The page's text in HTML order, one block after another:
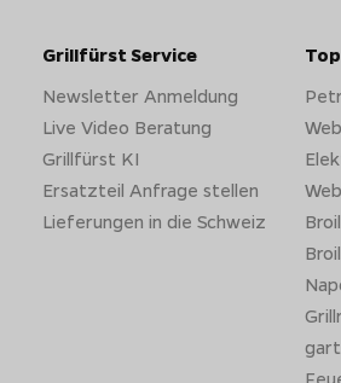
Grillfürst Service
Newsletter Anmeldung
Live Video Beratung
Grillfürst KI
Ersatzteil Anfrage stellen
Lieferungen in die Schweiz